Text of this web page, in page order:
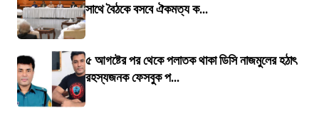
সাথে বৈঠকে বসবে ঐকমত্য ক...
৫ আগষ্টের পর থেকে পলাতক থাকা ডিসি নাজমুলের হঠাৎ
রহস্যজনক ফেসবুক প...